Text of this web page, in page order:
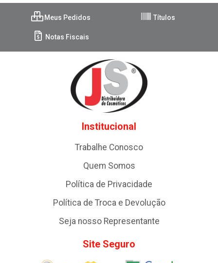
Meus Pedidos Títulos
Notas Fiscais
Institucional
Trabalhe Conosco
Quem Somos
Política de Privacidade
Política de Troca e Devolução
Seja nosso Representante
Site Seguro